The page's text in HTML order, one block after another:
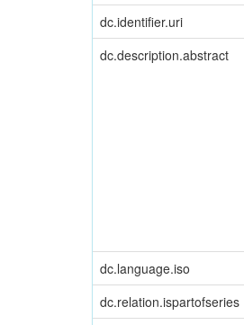
dc.identifier.uri
dc.description.abstract
dc.language.iso
dc.relation.ispartofseries